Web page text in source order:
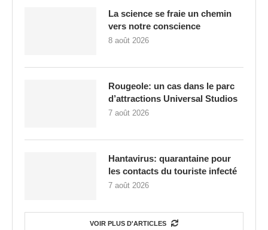
La science se fraie un chemin
vers notre conscience
8 août 2026
Rougeole: un cas dans le parc
d’attractions Universal Studios
7 août 2026
Hantavirus: quarantaine pour
les contacts du touriste infecté
7 août 2026
VOIR PLUS D'ARTICLES